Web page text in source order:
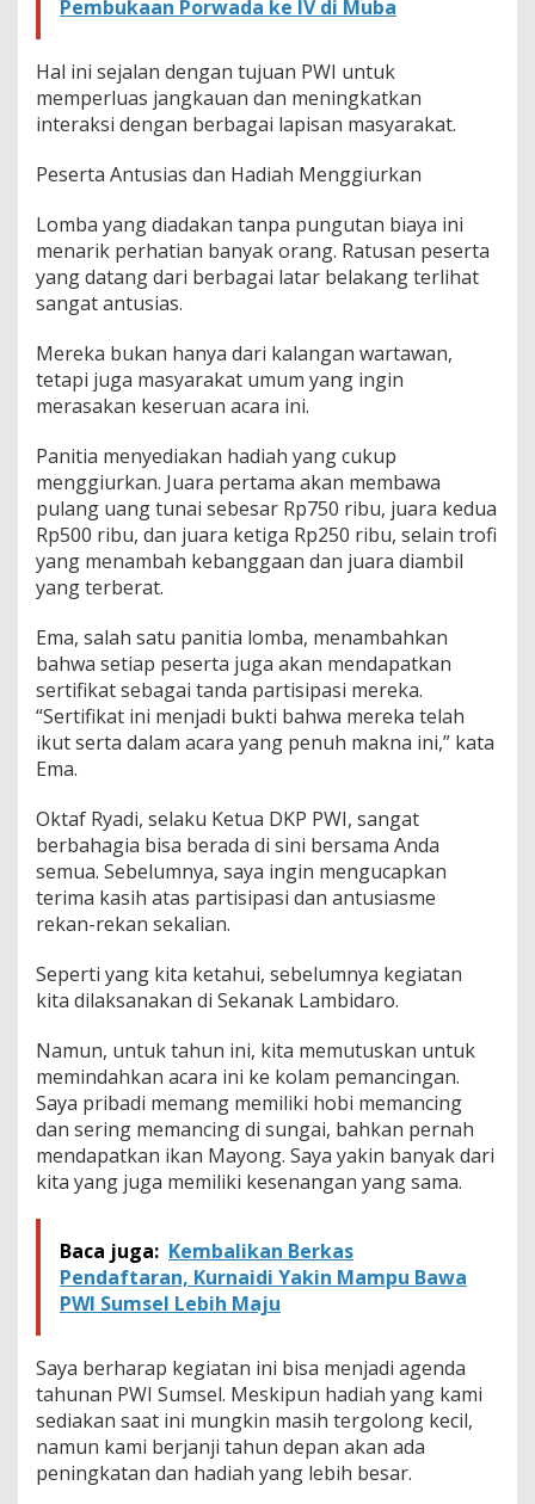
Pembukaan Porwada ke IV di Muba
Hal ini sejalan dengan tujuan PWI untuk
memperluas jangkauan dan meningkatkan
interaksi dengan berbagai lapisan masyarakat.
Peserta Antusias dan Hadiah Menggiurkan
Lomba yang diadakan tanpa pungutan biaya ini
menarik perhatian banyak orang. Ratusan peserta
yang datang dari berbagai latar belakang terlihat
sangat antusias.
Mereka bukan hanya dari kalangan wartawan,
tetapi juga masyarakat umum yang ingin
merasakan keseruan acara ini.
Panitia menyediakan hadiah yang cukup
menggiurkan. Juara pertama akan membawa
pulang uang tunai sebesar Rp750 ribu, juara kedua
Rp500 ribu, dan juara ketiga Rp250 ribu, selain trofi
yang menambah kebanggaan dan juara diambil
yang terberat.
Ema, salah satu panitia lomba, menambahkan
bahwa setiap peserta juga akan mendapatkan
sertifikat sebagai tanda partisipasi mereka.
“Sertifikat ini menjadi bukti bahwa mereka telah
ikut serta dalam acara yang penuh makna ini,” kata
Ema.
Oktaf Ryadi, selaku Ketua DKP PWI, sangat
berbahagia bisa berada di sini bersama Anda
semua. Sebelumnya, saya ingin mengucapkan
terima kasih atas partisipasi dan antusiasme
rekan-rekan sekalian.
Seperti yang kita ketahui, sebelumnya kegiatan
kita dilaksanakan di Sekanak Lambidaro.
Namun, untuk tahun ini, kita memutuskan untuk
memindahkan acara ini ke kolam pemancingan.
Saya pribadi memang memiliki hobi memancing
dan sering memancing di sungai, bahkan pernah
mendapatkan ikan Mayong. Saya yakin banyak dari
kita yang juga memiliki kesenangan yang sama.
Baca juga: Kembalikan Berkas
Pendaftaran, Kurnaidi Yakin Mampu Bawa
PWI Sumsel Lebih Maju
Saya berharap kegiatan ini bisa menjadi agenda
tahunan PWI Sumsel. Meskipun hadiah yang kami
sediakan saat ini mungkin masih tergolong kecil,
namun kami berjanji tahun depan akan ada
peningkatan dan hadiah yang lebih besar.